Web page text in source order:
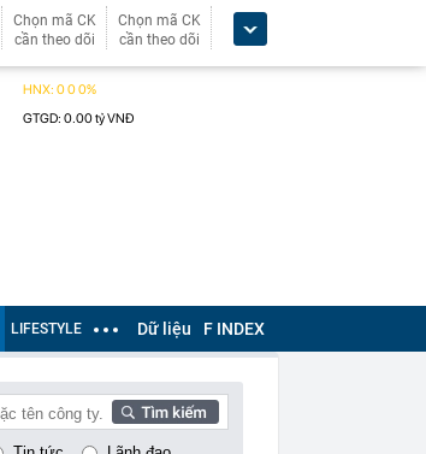
Chọn mã CK
cần theo dõi
Chọn mã CK
cần theo dõi
LIFESTYLE Dữ liệu F INDEX